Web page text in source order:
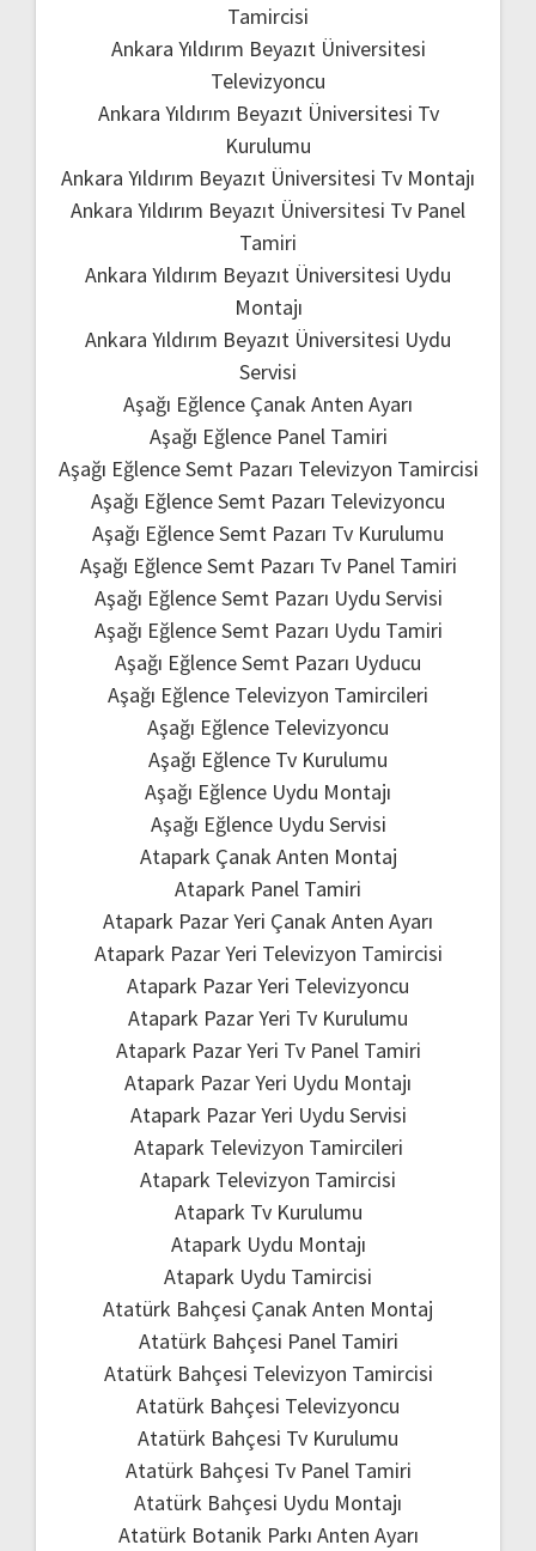
Tamircisi
Ankara Yıldırım Beyazıt Üniversitesi
Televizyoncu
Ankara Yıldırım Beyazıt Üniversitesi Tv
Kurulumu
Ankara Yıldırım Beyazıt Üniversitesi Tv Montajı
Ankara Yıldırım Beyazıt Üniversitesi Tv Panel
Tamiri
Ankara Yıldırım Beyazıt Üniversitesi Uydu
Montajı
Ankara Yıldırım Beyazıt Üniversitesi Uydu
Servisi
Aşağı Eğlence Çanak Anten Ayarı
Aşağı Eğlence Panel Tamiri
Aşağı Eğlence Semt Pazarı Televizyon Tamircisi
Aşağı Eğlence Semt Pazarı Televizyoncu
Aşağı Eğlence Semt Pazarı Tv Kurulumu
Aşağı Eğlence Semt Pazarı Tv Panel Tamiri
Aşağı Eğlence Semt Pazarı Uydu Servisi
Aşağı Eğlence Semt Pazarı Uydu Tamiri
Aşağı Eğlence Semt Pazarı Uyducu
Aşağı Eğlence Televizyon Tamircileri
Aşağı Eğlence Televizyoncu
Aşağı Eğlence Tv Kurulumu
Aşağı Eğlence Uydu Montajı
Aşağı Eğlence Uydu Servisi
Atapark Çanak Anten Montaj
Atapark Panel Tamiri
Atapark Pazar Yeri Çanak Anten Ayarı
Atapark Pazar Yeri Televizyon Tamircisi
Atapark Pazar Yeri Televizyoncu
Atapark Pazar Yeri Tv Kurulumu
Atapark Pazar Yeri Tv Panel Tamiri
Atapark Pazar Yeri Uydu Montajı
Atapark Pazar Yeri Uydu Servisi
Atapark Televizyon Tamircileri
Atapark Televizyon Tamircisi
Atapark Tv Kurulumu
Atapark Uydu Montajı
Atapark Uydu Tamircisi
Atatürk Bahçesi Çanak Anten Montaj
Atatürk Bahçesi Panel Tamiri
Atatürk Bahçesi Televizyon Tamircisi
Atatürk Bahçesi Televizyoncu
Atatürk Bahçesi Tv Kurulumu
Atatürk Bahçesi Tv Panel Tamiri
Atatürk Bahçesi Uydu Montajı
Atatürk Botanik Parkı Anten Ayarı